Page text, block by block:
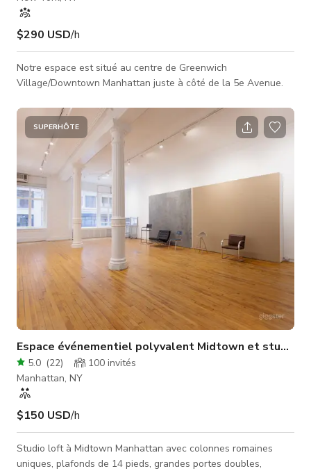
$290 USD/h
Notre espace est situé au centre de Greenwich
Village/Downtown Manhattan juste à côté de la 5e Avenue.
SUPERHÔTE
Espace événementiel polyvalent Midtown et studio
5.0 (22) 100 invités
Manhattan, NY
$150 USD/h
Studio loft à Midtown Manhattan avec colonnes romaines
uniques, plafonds de 14 pieds, grandes portes doubles,